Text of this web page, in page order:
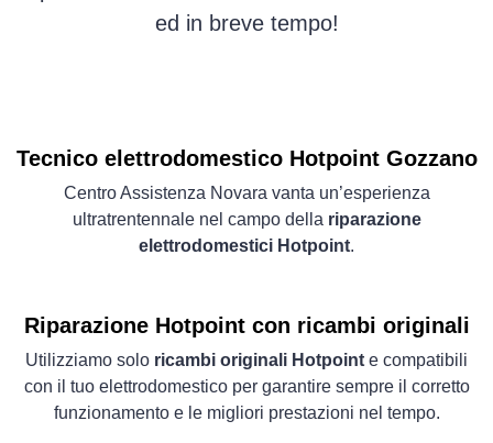
ed in breve tempo!
Tecnico elettrodomestico Hotpoint Gozzano
Centro Assistenza Novara vanta un’esperienza
ultratrentennale nel campo della riparazione
elettrodomestici Hotpoint.
Riparazione Hotpoint con ricambi originali
Utilizziamo solo ricambi originali Hotpoint e compatibili
con il tuo elettrodomestico per garantire sempre il corretto
funzionamento e le migliori prestazioni nel tempo.